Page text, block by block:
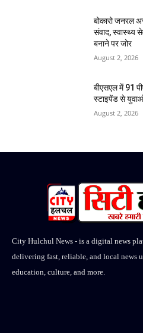
बोकारो जनरल
संवाद, स्वास्थ्य
बनाने पर जोर
August 2, 2026
बीएसएल में 91
स्टाइपेंड से
August 2, 2026
City Hulchul News - is a digital news
delivering fast, reliable, and local news
education, culture, and more.